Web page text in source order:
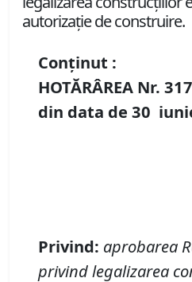
autorizaţie de construire.
Conținut :
HOTĂRÂREA Nr. 317
din data de 30
Privind: aprobarea
privind legalizarea